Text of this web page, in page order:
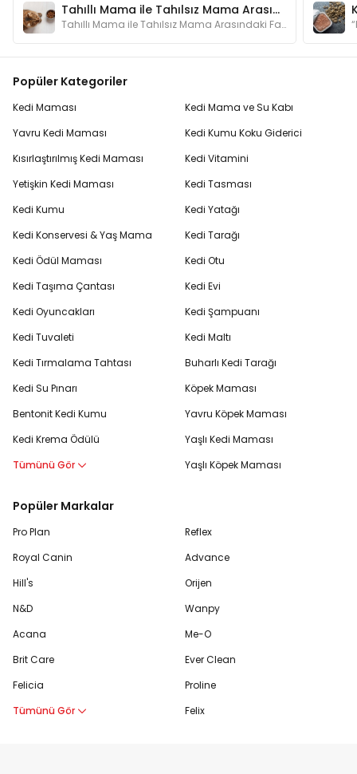
Tahıllı Mama ile Tahılsız Mama Arasındaki Fark Nedir?
Tahıllı Mama ile Tahılsız Mama Arasındaki Fark Nedir?
Popüler Kategoriler
Kedi Maması
Yavru Kedi Maması
Kısırlaştırılmış Kedi Maması
Yetişkin Kedi Maması
Kedi Kumu
Kedi Konservesi & Yaş Mama
Kedi Ödül Maması
Kedi Taşıma Çantası
Kedi Oyuncakları
Kedi Tuvaleti
Kedi Tırmalama Tahtası
Kedi Su Pınarı
Bentonit Kedi Kumu
Kedi Krema Ödülü
Tümünü Gör
Kedi Mama ve Su Kabı
Kedi Kumu Koku Giderici
Kedi Vitamini
Kedi Tasması
Kedi Yatağı
Kedi Tarağı
Kedi Otu
Kedi Evi
Kedi Şampuanı
Kedi Maltı
Buharlı Kedi Tarağı
Köpek Maması
Yavru Köpek Maması
Yaşlı Kedi Maması
Yaşlı Köpek Maması
Popüler Markalar
Pro Plan
Royal Canin
Hill's
N&D
Acana
Brit Care
Felicia
Tümünü Gör
Reflex
Advance
Orijen
Wanpy
Me-O
Ever Clean
Proline
Felix